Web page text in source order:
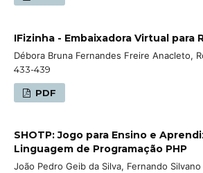
IFizinha - Embaixadora Virtual para
Débora Bruna Fernandes Freire Anacleto,
433-439
PDF
SHOTP: Jogo para Ensino e
Linguagem de Programação PHP
João Pedro Geib da Silva, Fernando